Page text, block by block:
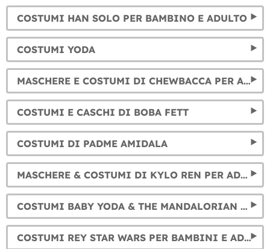
COSTUMI HAN SOLO PER BAMBINO E ADULTO
COSTUMI YODA
MASCHERE E COSTUMI DI CHEWBACCA PER ADULTI E BAMBINI
COSTUMI E CASCHI DI BOBA FETT
COSTUMI DI PADME AMIDALA
MASCHERE & COSTUMI DI KYLO REN PER ADULTO E BAMBINO
COSTUMI BABY YODA & THE MANDALORIAN PER BAMBINI E ADULTO
COSTUMI REY STAR WARS PER BAMBINI E ADULTI